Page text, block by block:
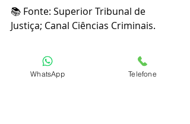
📚 Fonte: Superior Tribunal de
Justiça; Canal Ciências Criminais.
⚠️ Quer saber mais? Deixe nos
comentários tuas dúvidas ou envie-
as pelo WhatsApp, no telefone
WhatsApp Telefone